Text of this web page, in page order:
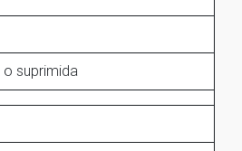
suprimida